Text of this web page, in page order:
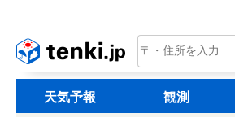
tenki.jp
天気予報 観測